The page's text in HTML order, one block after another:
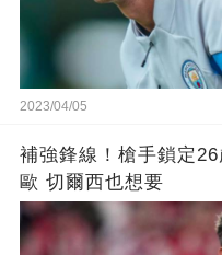
2023/04/05
補強鋒線！槍手鎖定
歐 切爾西也想要